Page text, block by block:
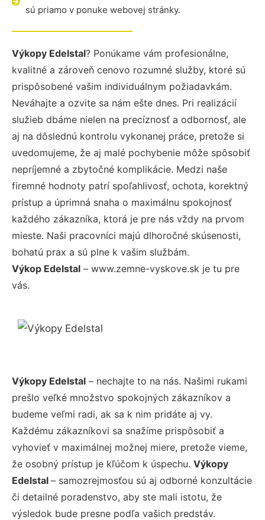
sú priamo v ponuke webovej stránky.
Výkopy Edelstal? Ponúkame vám profesionálne,
kvalitné a zároveň cenovo rozumné služby, ktoré sú
prispôsobené vašim individuálnym požiadavkám.
Neváhajte a ozvite sa nám ešte dnes. Pri realizácií
služieb dbáme nielen na precíznosť a odbornosť, ale
aj na dôslednú kontrolu vykonanej práce, pretože si
uvedomujeme, že aj malé pochybenie môže spôsobiť
nepríjemné a zbytočné komplikácie. Medzi naše
firemné hodnoty patrí spoľahlivosť, ochota, korektný
prístup a úprimná snaha o maximálnu spokojnosť
každého zákazníka, ktorá je pre nás vždy na prvom
mieste. Naši pracovníci majú dlhoročné skúsenosti,
bohatú prax a sú plne k vašim službám.
Výkop Edelstal – www.zemne-vyskove.sk je tu pre
vás.
Výkopy Edelstal – nechajte to na nás. Našimi rukami
prešlo veľké množstvo spokojných zákazníkov a
budeme veľmi radi, ak sa k nim pridáte aj vy.
Každému zákazníkovi sa snažíme prispôsobiť a
vyhovieť v maximálnej možnej miere, pretože vieme,
že osobný prístup je kľúčom k úspechu. Výkopy
Edelstal – samozrejmosťou sú aj odborné konzultácie
či detailné poradenstvo, aby ste mali istotu, že
výsledok bude presne podľa vašich predstáv.